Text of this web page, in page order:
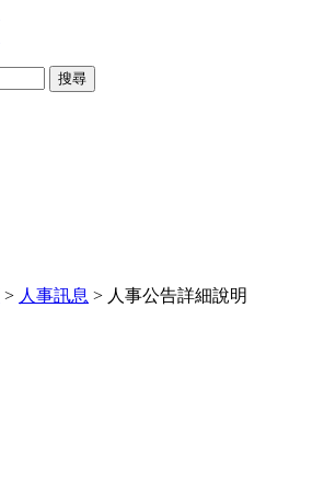
搜尋
> 人事訊息 > 人事公告詳細說明